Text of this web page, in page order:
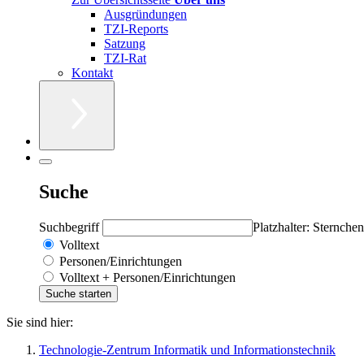
Ausgründungen
TZI-Reports
Satzung
TZI-Rat
Kontakt
Suche
Suchbegriff
Platzhalter:
Volltext
Personen/Einrichtungen
Volltext + Personen/Einrichtungen
Sie sind hier:
Technologie-Zentrum Informatik und Informationstechnik